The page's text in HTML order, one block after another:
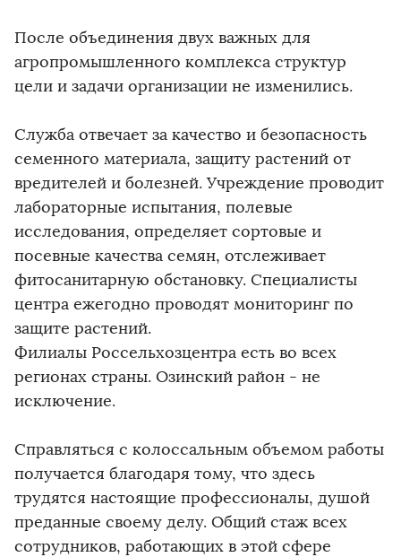
После объединения двух важных для
агропромышленного комплекса структур
цели и задачи организации не изменились.
Служба отвечает за качество и безопасность
семенного материала, защиту растений от
вредителей и болезней. Учреждение проводит
лабораторные испытания, полевые
исследования, определяет сортовые и
посевные качества семян, отслеживает
фитосанитарную обстановку. Специалисты
центра ежегодно проводят мониторинг по
защите растений.
Филиалы Россельхозцентра есть во всех
регионах страны. Озинский район - не
исключение.
Справляться с колоссальным объемом работы
получается благодаря тому, что здесь
трудятся настоящие профессионалы, душой
преданные своему делу. Общий стаж всех
сотрудников, работающих в этой сфере